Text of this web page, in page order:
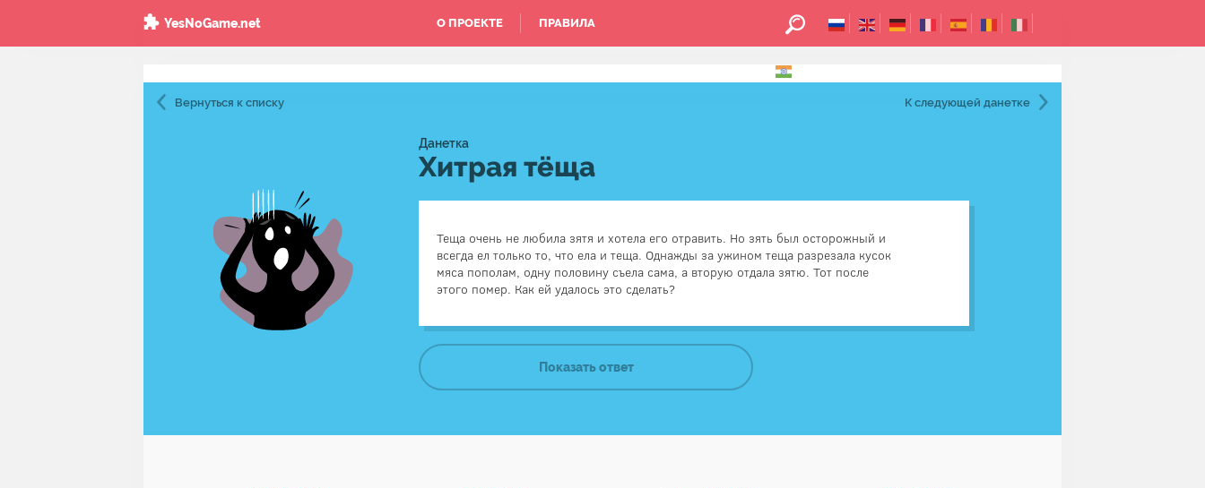
О ПРОЕКТЕ ПРАВИЛА
YesNoGame.net
Вернуться к списку К следующей данетке
Данетка
Хитрая тёща
Теща очень не любила зятя и хотела его отравить. Но зять был осторожный и
всегда ел только то, что ела и теща. Однажды за ужином теща разрезала кусок
мяса пополам, одну половину съела сама, а вторую отдала зятю. Тот после
этого помер. Как ей удалось это сделать?
Одна сторона ножа была смазана
Показать ответ